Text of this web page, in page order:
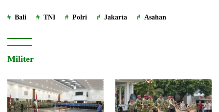
Bali TNI Polri Jakarta Asahan
Militer